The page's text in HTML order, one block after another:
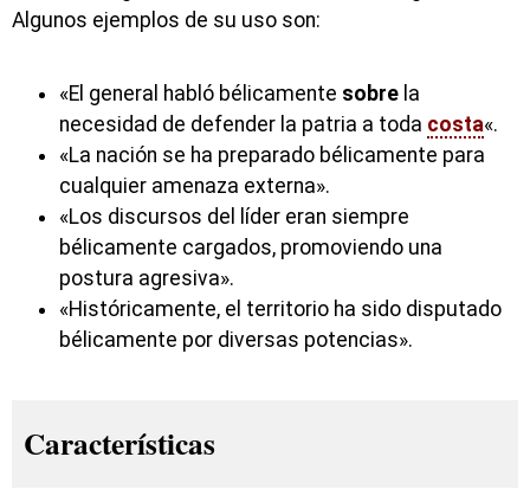
Algunos ejemplos de su uso son:
«El general habló bélicamente sobre la
necesidad de defender la patria a toda costa«.
«La nación se ha preparado bélicamente para
cualquier amenaza externa».
«Los discursos del líder eran siempre
bélicamente cargados, promoviendo una
postura agresiva».
«Históricamente, el territorio ha sido disputado
bélicamente por diversas potencias».
Características